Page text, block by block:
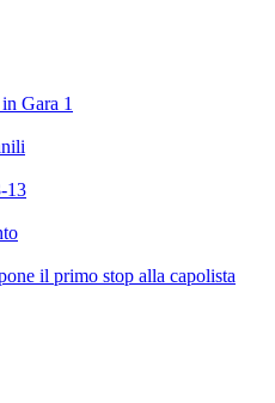
Gara 1
13
il primo stop alla capolista